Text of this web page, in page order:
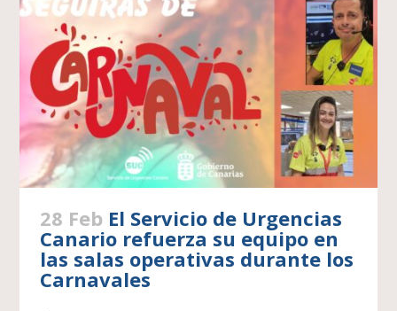
28 Feb El Servicio de Urgencias
Canario refuerza su equipo en
las salas operativas durante los
Carnavales